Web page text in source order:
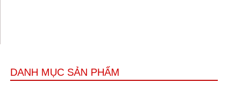
DANH MỤC SẢN PHẨM